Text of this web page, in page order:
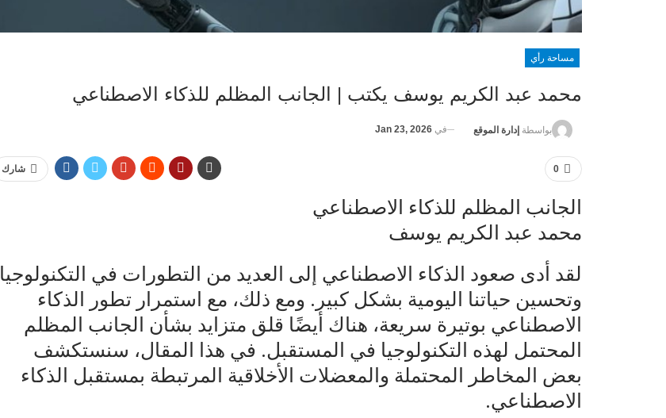
مساحة رأي
محمد عبد الكريم يوسف يكتب | الجانب المظلم للذكاء الاصطناعي
بواسطة إدارة الموقع في Jan 23, 2026
0 شارك
الجانب المظلم للذكاء الاصطناعي
محمد عبد الكريم يوسف
لقد أدى صعود الذكاء الاصطناعي إلى العديد من التطورات في التكنولوجيا
وتحسين حياتنا اليومية بشكل كبير. ومع ذلك، مع استمرار تطور الذكاء
الاصطناعي بوتيرة سريعة، هناك أيضًا قلق متزايد بشأن الجانب المظلم
المحتمل لهذه التكنولوجيا في المستقبل. في هذا المقال، سنستكشف
بعض المخاطر المحتملة والمعضلات الأخلاقية المرتبطة بمستقبل الذكاء
الاصطناعي.